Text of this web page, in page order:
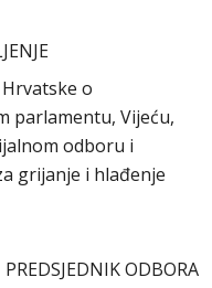
o
parlamentu, Vijeću,
odboru i
grijanje i hlađenje
ODBORA